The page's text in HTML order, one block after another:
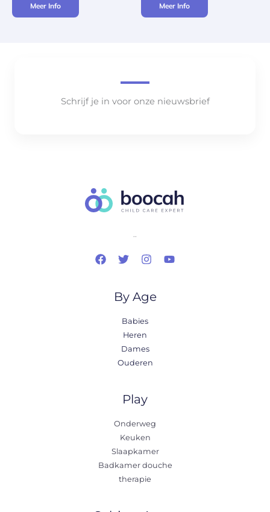
Meer Info Meer Info
Schrijf je in voor onze nieuwsbrief
..
By Age
Babies
Heren
Dames
Ouderen
Play
Onderweg
Keuken
Slaapkamer
Badkamer douche
therapie